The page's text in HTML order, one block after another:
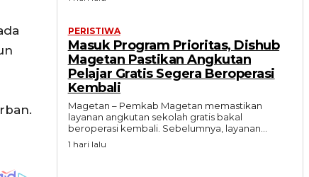
PERISTIWA
Masuk Program Prioritas, Dishub
Magetan Pastikan Angkutan
Pelajar Gratis Segera Beroperasi
Kembali
Magetan – Pemkab Magetan memastikan
layanan angkutan sekolah gratis bakal
beroperasi kembali. Sebelumnya, layanan...
1 hari lalu